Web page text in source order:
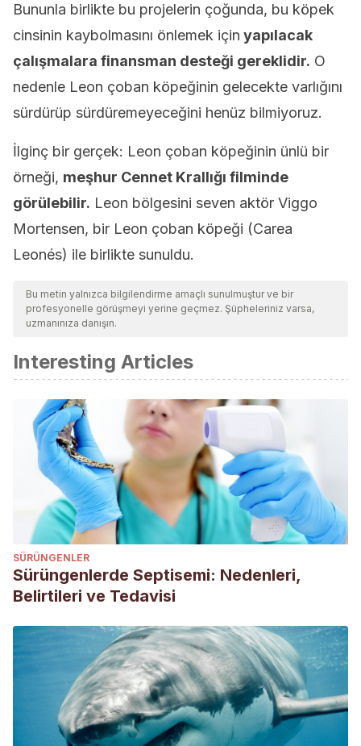
Bununla birlikte bu projelerin çoğunda, bu köpek
cinsinin kaybolmasını önlemek için yapılacak
çalışmalara finansman desteği gereklidir. O
nedenle Leon çoban köpeğinin gelecekte varlığını
sürdürüp sürdüremeyeceğini henüz bilmiyoruz.
İlginç bir gerçek: Leon çoban köpeğinin ünlü bir
örneği, meşhur Cennet Krallığı filminde
görülebilir. Leon bölgesini seven aktör Viggo
Mortensen, bir Leon çoban köpeği (Carea
Leonés) ile birlikte sunuldu.
Bu metin yalnızca bilgilendirme amaçlı sunulmuştur ve bir
profesyonelle görüşmeyi yerine geçmez. Şüpheleriniz varsa,
uzmanınıza danışın.
Interesting Articles
SÜRÜNGENLER
Sürüngenlerde Septisemi: Nedenleri,
Belirtileri ve Tedavisi